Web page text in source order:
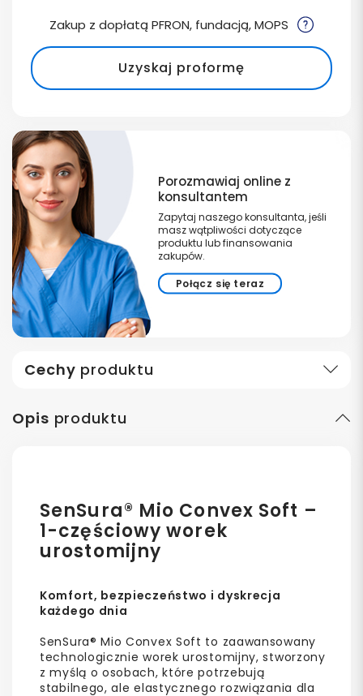
Zakup z dopłatą PFRON, fundacją, MOPS
Uzyskaj proformę
Porozmawiaj online z
konsultantem
Zapytaj naszego konsultanta, jeśli
masz wątpliwości dotyczące
produktu lub finansowania
zakupów.
Połącz się teraz
Cechy produktu
Opis produktu
SenSura® Mio Convex Soft –
1-częściowy worek
urostomijny
Komfort, bezpieczeństwo i dyskrecja
każdego dnia
SenSura® Mio Convex Soft to zaawansowany
technologicznie worek urostomijny, stworzony
z myślą o osobach, które potrzebują
stabilnego, ale elastycznego rozwiązania dla